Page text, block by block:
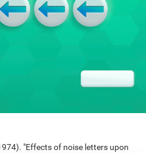
"Effects of noise letters upon